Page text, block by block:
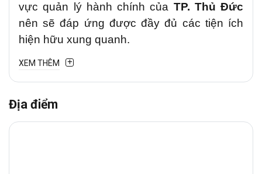
vực quản lý hành chính của TP. Thủ Đức
nên sẽ đáp ứng được đầy đủ các tiện ích
hiện hữu xung quanh.
1. Vị trí chiến lược
Quốc lộ 13, Phường Hiệp Bình (TP. Thủ
XEM THÊM
Địa điểm